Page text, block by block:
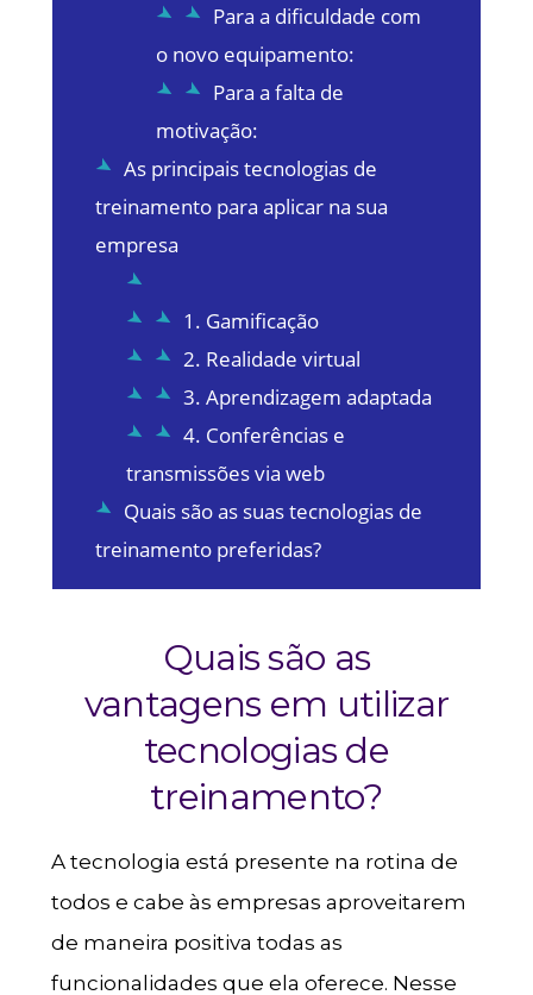
Para a dificuldade com
o novo equipamento:
Para a falta de
motivação:
As principais tecnologias de
treinamento para aplicar na sua
empresa
1. Gamificação
2. Realidade virtual
3. Aprendizagem adaptada
4. Conferências e
transmissões via web
Quais são as suas tecnologias de
treinamento preferidas?
Quais são as
vantagens em utilizar
tecnologias de
treinamento?
A tecnologia está presente na rotina de
todos e cabe às empresas aproveitarem
de maneira positiva todas as
funcionalidades que ela oferece. Nesse